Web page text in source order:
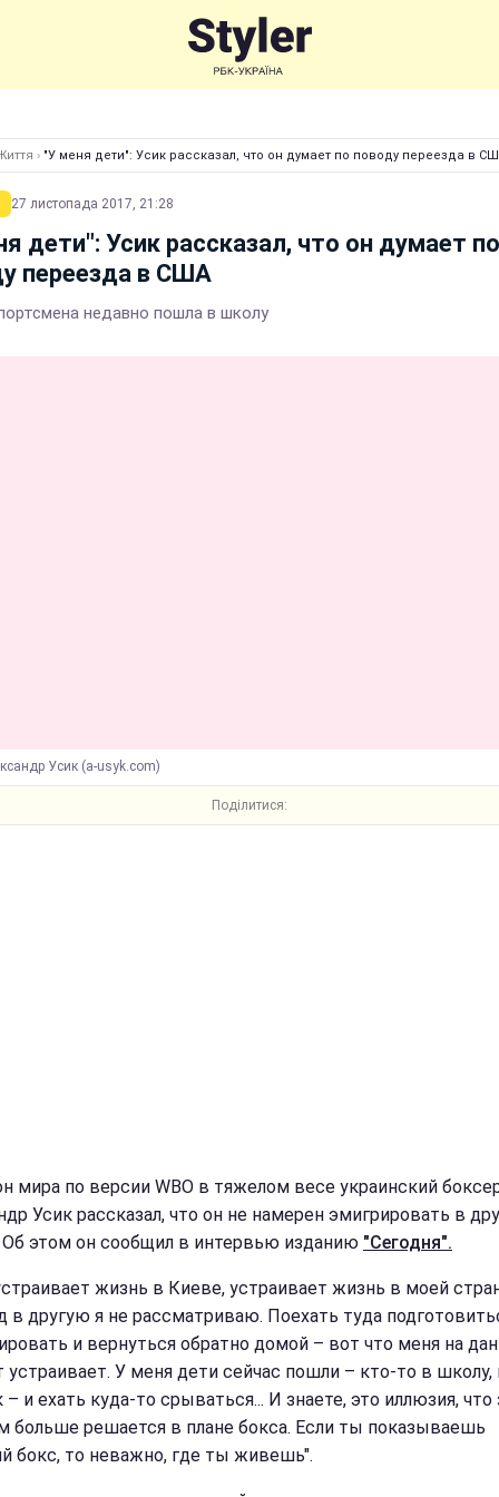
› "У меня дети": Усик рассказал, что он думает по поводу переезда в
27 листопада 2017, 21:28
дети": Усик рассказал, что он думает по
переезда в США
недавно пошла в школу
Усик (a-usyk.com)
Поділитися:
мира по версии WBO в тяжелом весе украинский
Усик рассказал, что он не намерен эмигрировать в
Об этом он сообщил в интервью изданию "Сегодня".
жизнь в Киеве, устраивает жизнь в моей
в другую я не рассматриваю. Поехать туда
и вернуться обратно домой – вот что меня на
У меня дети сейчас пошли – кто-то в школу,
– и ехать куда-то срываться... И знаете, это иллюзия, что
больше решается в плане бокса. Если ты показываешь
бокс, то неважно, где ты живешь".